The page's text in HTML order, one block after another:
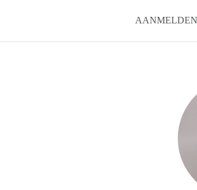
AANMELDEN